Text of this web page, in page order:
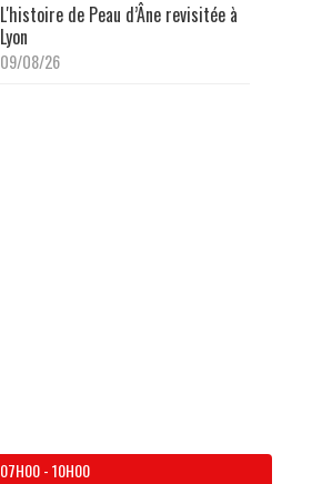
L'histoire de Peau d’Âne revisitée à
Lyon
09/08/26
07H00-10H00